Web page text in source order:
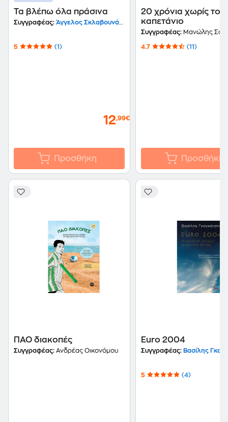
Τα βλέπω όλα πράσινα
Συγγραφέας: Άγγελος Σκλαβουνάκης
5 (1)
12,99€
Προσθήκη
20 χρόνια χωρίς τον
καπετάνιο
Συγγραφέας: Μανώλης
4.7 (11)
Προσθήκη
ΠΑΟ διακοπές
Συγγραφέας: Ανδρέας Οικονόμου
Euro 2004
Συγγραφέας: Βασίλης
5 (4)